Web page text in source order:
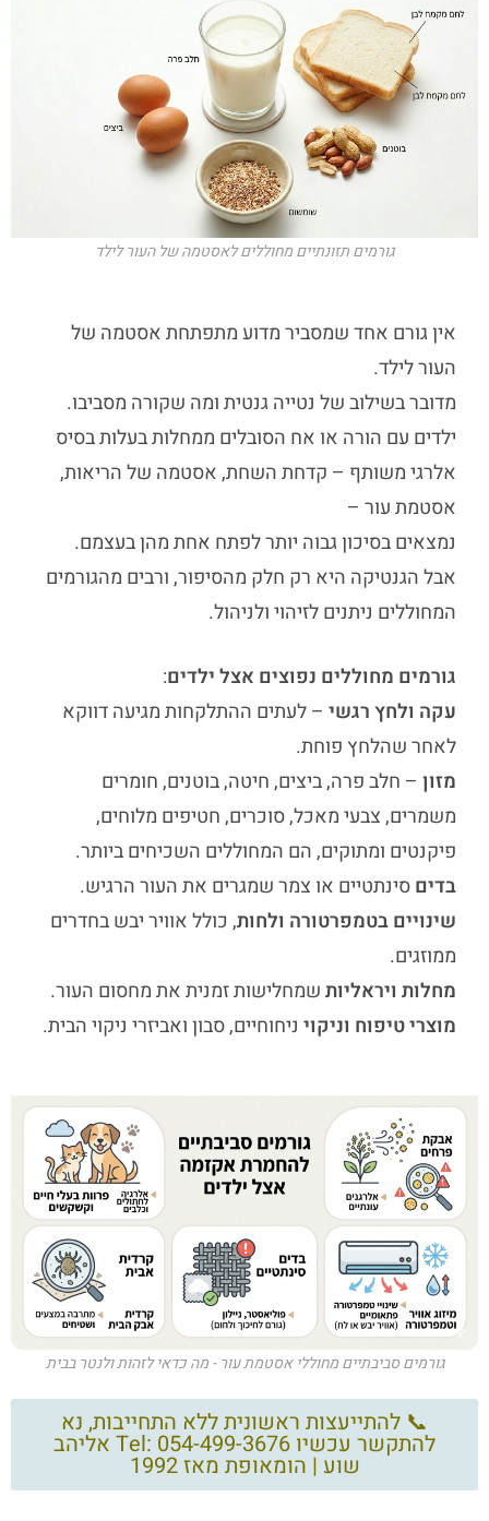
גורמים תזונתיים מחוללים לאסטמה של העור לילד
אין גורם אחד שמסביר מדוע מתפתחתאסטמה של
העור לילד.
מדובר בשילוב של נטייה גנטית ומה שקורה מסביבו.
ילדים עם הורה או אח הסובלים ממחלות בעלות בסיס
אלרגי משותף – קדחת השחת, אסטמה של הריאות,
אסטמת עור –
נמצאים בסיכון גבוה יותר לפתח אחת מהן בעצמם.
אבל הגנטיקה היא רק חלק מהסיפור, ורבים מהגורמים
המחוללים ניתנים לזיהוי ולניהול.
גורמים מחוללים נפוצים אצל ילדים:
עקה ולחץ רגשי – לעתים ההתלקחות מגיעה דווקא
לאחר שהלחץ פוחת.
מזון – חלב פרה, ביצים, חיטה, בוטנים, חומרים
משמרים, צבעי מאכל, סוכרים, חטיפים מלוחים,
פיקנטים ומתוקים, הם המחוללים השכיחים ביותר.
בדיםסינתטיים או צמר שמגרים את העור הרגיש.
שינויים בטמפרטורה ולחות, כולל אוויר יבש בחדרים
ממוזגים.
מחלות ויראליותשמחלישות זמנית את מחסום העור.
מוצרי טיפוח וניקוי ניחוחיים, סבון ואביזרי ניקוי הבית.
גורמים סביבתיים מחוללי אסטמת עור - מה כדאי לזהות ולנטר בבית
📞 להתייעצות ראשונית ללא התחייבות, נא
להתקשר עכשיו Tel: 054-499-3676 אליהב
שוע | הומאופת מאז 1992